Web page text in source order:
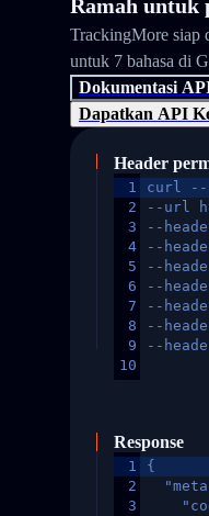
Ramah untuk
TrackingMore siap
untuk 7 bahasa di
Dokumentasi
Dapatkan API
Header
1
2
3
4
5
6
7
8
9
10
curl --
--url
--
--
--
--
--
--
--
Response
1
2
3
{